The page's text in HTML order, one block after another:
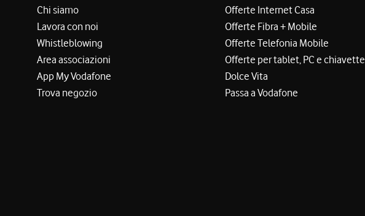
Chi siamo
Lavora con noi
Whistleblowing
Area associazioni
App My Vodafone
Trova negozio
Offerte Internet Casa
Offerte Fibra + Mobile
Offerte Telefonia Mobile
Offerte per tablet, PC e chiavette
Dolce Vita
Passa a Vodafone